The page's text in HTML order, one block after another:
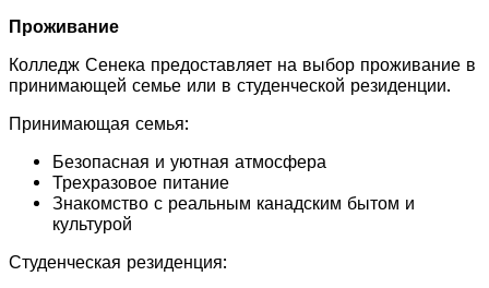
Проживание
Колледж Сенека предоставляет на выбор проживание в
принимающей семье или в студенческой резиденции.
Принимающая семья:
Безопасная и уютная атмосфера
Трехразовое питание
Знакомство с реальным канадским бытом и
культурой
Студенческая резиденция: